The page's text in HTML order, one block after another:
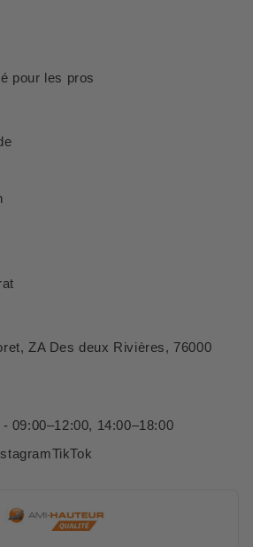
pour les pros
ZA Des deux Rivières, 76000
09:00–12:00, 14:00–18:00
TikTok